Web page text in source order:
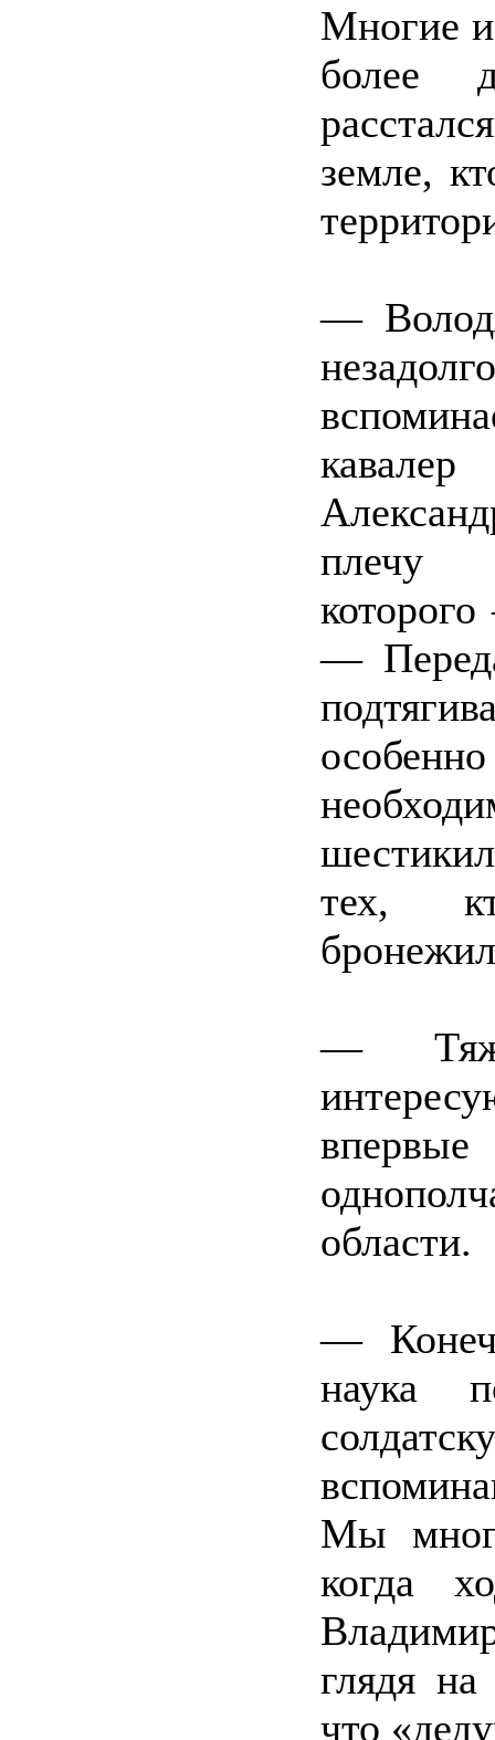
Многие
более
земле,
—
плечу
—
тех,
—
области.
—
наука
Мы
когда
глядя
что